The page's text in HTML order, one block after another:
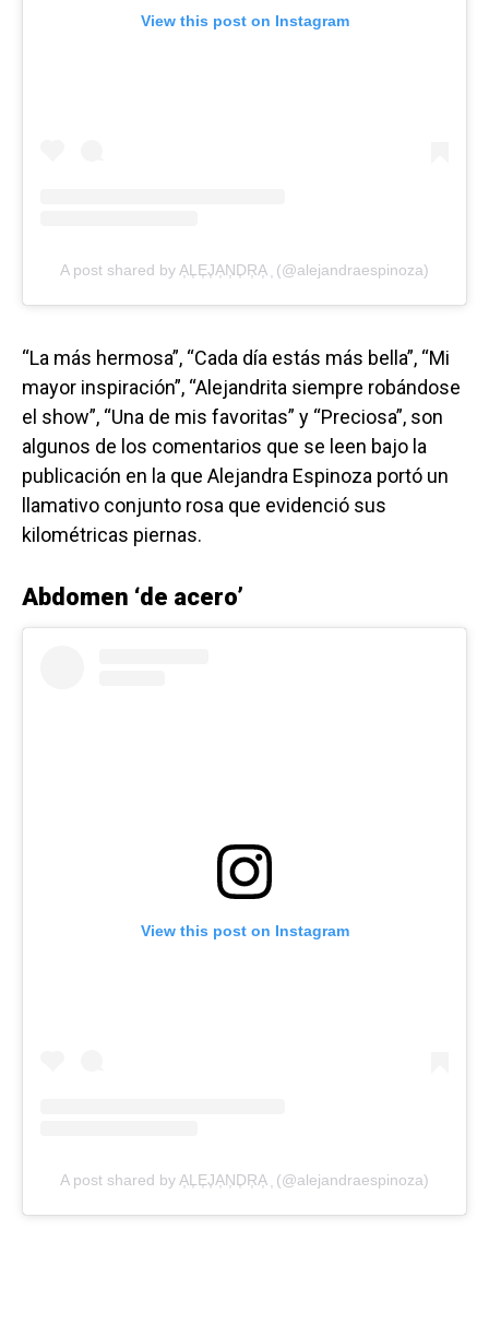
View this post on Instagram
A post shared by A͎L͎E͎J͎A͎N͎D͎R͎A͎ ͎ (@alejandraespinoza)
“La más hermosa”, “Cada día estás más bella”, “Mi
mayor inspiración”, “Alejandrita siempre robándose
el show”, “Una de mis favoritas” y “Preciosa”, son
algunos de los comentarios que se leen bajo la
publicación en la que Alejandra Espinoza portó un
llamativo conjunto rosa que evidenció sus
kilométricas piernas.
Abdomen ‘de acero’
View this post on Instagram
A post shared by A͎L͎E͎J͎A͎N͎D͎R͎A͎ ͎ (@alejandraespinoza)